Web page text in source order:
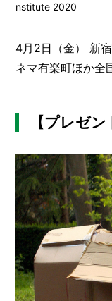
nstitute 2020
4月2日（金） 新
ネマ有楽町ほか全
【プレゼン